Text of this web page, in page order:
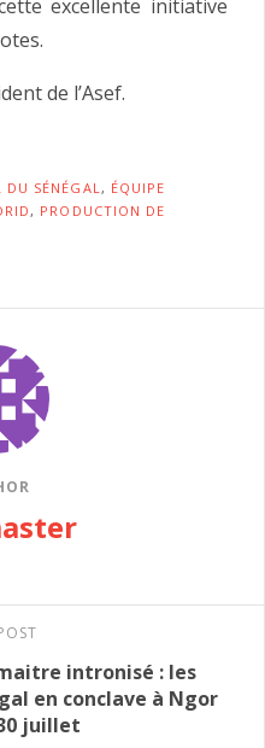
excellente initiative
de l’Asef.
DU SÉNÉGAL, ÉQUIPE
, PRODUCTION DE
intronisé : les
en conclave à Ngor
juillet